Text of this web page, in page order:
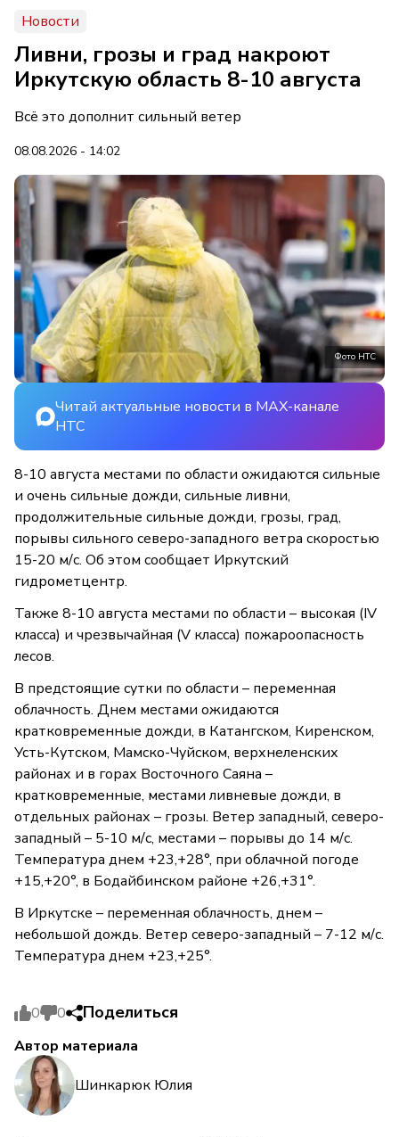
Новости
Ливни, грозы и град накроют
Иркутскую область 8-10 августа
Всё это дополнит сильный ветер
08.08.2026 - 14:02
Фото НТС
Читай актуальные новости в MAX-канале
НТС
8-10 августа местами по области ожидаются сильные
и очень сильные дожди, сильные ливни,
продолжительные сильные дожди, грозы, град,
порывы сильного северо-западного ветра скоростью
15-20 м/с. Об этом сообщает Иркутский
гидрометцентр.
Также 8-10 августа местами по области – высокая (IV
класса) и чрезвычайная (V класса) пожароопасность
лесов.
В предстоящие сутки по области – переменная
облачность. Днем местами ожидаются
кратковременные дожди, в Катангском, Киренском,
Усть-Кутском, Мамско-Чуйском, верхнеленских
районах и в горах Восточного Саяна –
кратковременные, местами ливневые дожди, в
отдельных районах – грозы. Ветер западный, северо-
западный – 5-10 м/с, местами – порывы до 14 м/с.
Температура днем +23,+28°, при облачной погоде
+15,+20°, в Бодайбинском районе +26,+31°.
В Иркутске – переменная облачность, днем –
небольшой дождь. Ветер северо-западный – 7-12 м/с.
Температура днем +23,+25°.
0 0 Поделиться
Автор материала
Шинкарюк Юлия